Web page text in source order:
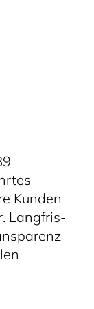
Kunden
Langfris­